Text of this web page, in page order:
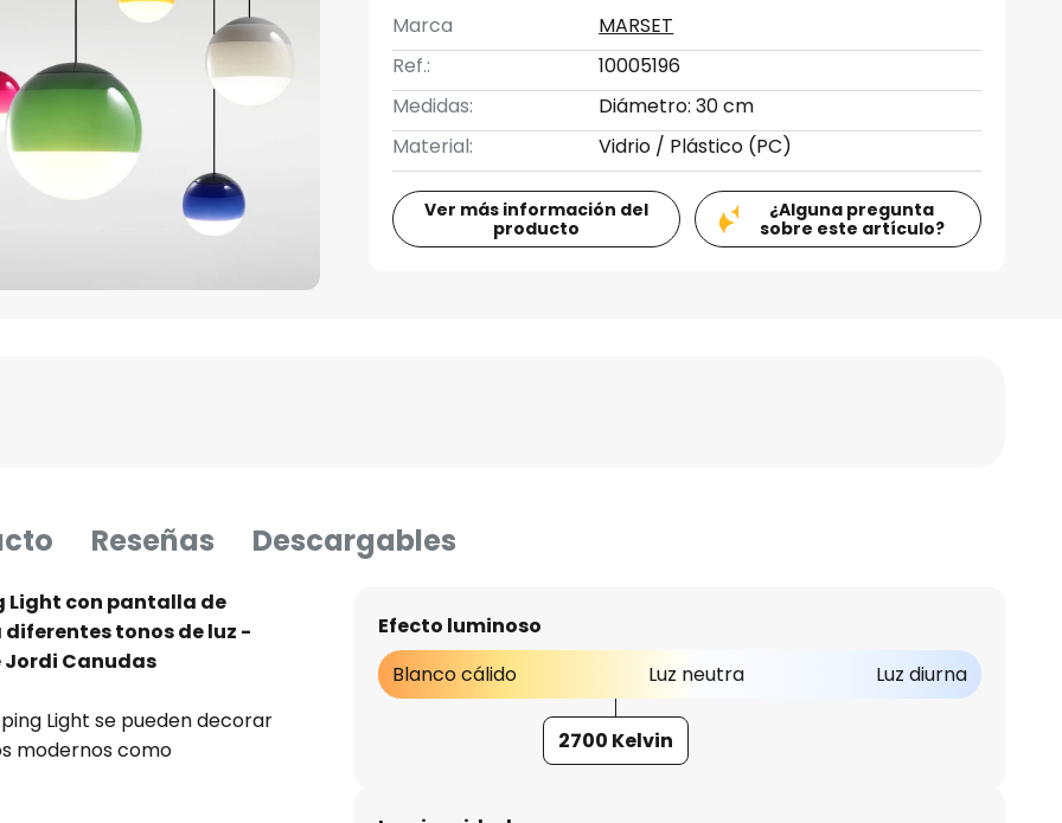
Marca
MARSET
Ref.:
10005196
Medidas:
Diámetro: 30 cm
Material:
Vidrio / Plástico (PC)
Ver más información del
producto
¿Alguna pregunta
sobre este artículo?
Reseñas Descargables
Light con pantalla de
tonos de luz -
Jordi Canudas
Light se pueden decorar
modernos como
tiene forma de bola y
Efecto luminoso
Blanco cálido
Luz neutra Luz diurna
2700 Kelvin